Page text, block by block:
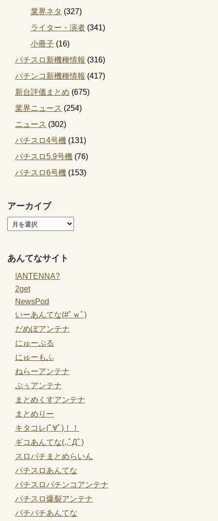
業界ネタ (327)
ライター・演者 (341)
小冊子 (16)
パチスロ新機種情報 (316)
パチンコ新機種情報 (417)
新台評価まとめ (675)
業界ニュース (254)
ニュース (302)
パチスロ4号機 (131)
パチスロ5.9号機 (76)
パチスロ6号機 (153)
アーカイブ
あんてなサイト
!ANTENNA?
2get
NewsPod
いーあんてな(#ﾟｗﾟ)
だめぽアンテナ
にゅーぷる
にゅーもふ
ねらーアンテナ
ぷぅアンテナ
まとめくすアンテナ
まとめりー
キタコレ(ﾟ∀ﾟ)！！
ギコあんてな(,,ﾟДﾟ)
スロパチまとめらいん
パチスロあんてな
パチスロパチンコアンテナ
パチスロ爆裂アンテナ
パチパチあんてな